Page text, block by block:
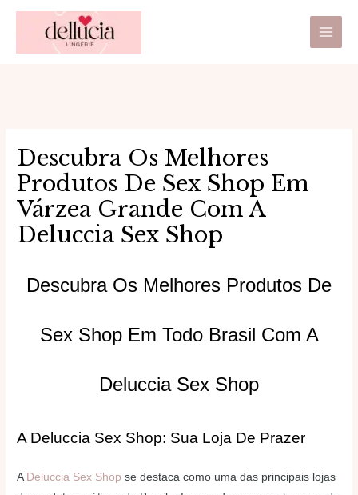
Main
Descubra Os Melhores
Produtos De Sex Shop Em
Várzea Grande Com A
Deluccia Sex Shop
Descubra Os Melhores Produtos De
Sex Shop Em Todo Brasil Com A
Deluccia Sex Shop
A Deluccia Sex Shop: Sua Loja De Prazer
A Deluccia Sex Shop se destaca como uma das principais lojas